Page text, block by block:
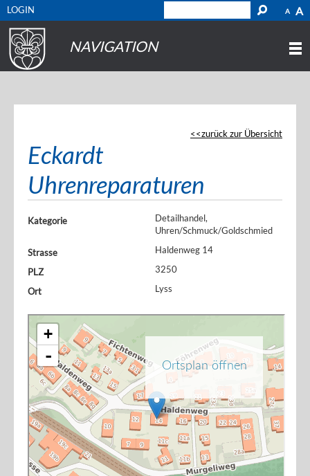
A A
LOGIN
NAVIGATION
zurück zur Übersicht
Eckardt
Uhrenreparaturen
Kategorie
Detailhandel,
Uhren/Schmuck/Goldschmied
Strasse
Haldenweg 14
PLZ
3250
Ort
Lyss